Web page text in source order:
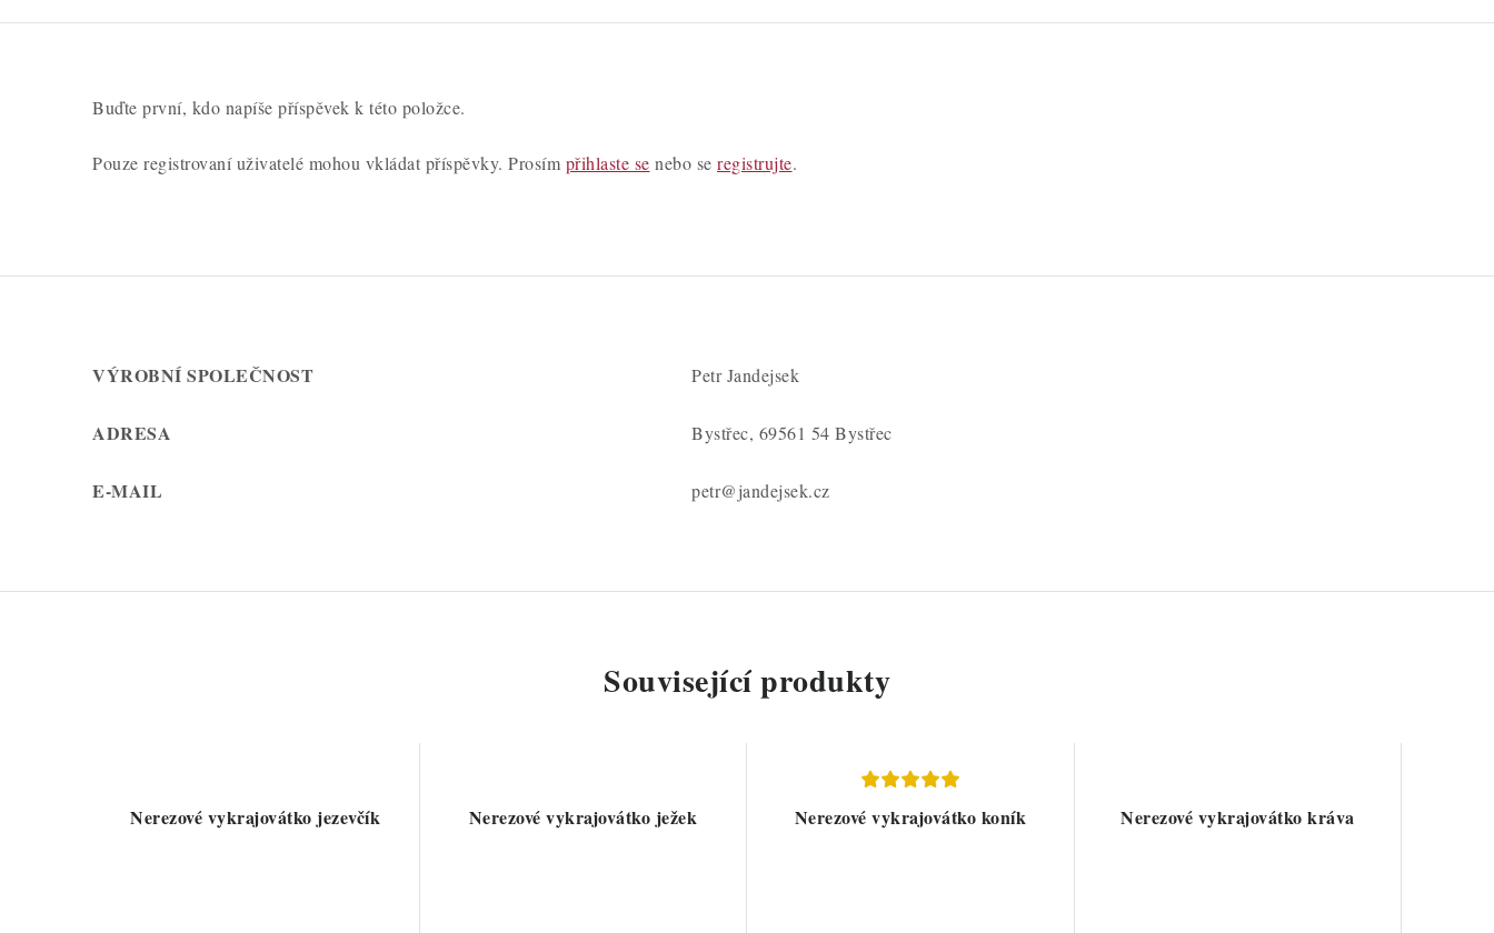
Buďte první, kdo napíše příspěvek k této položce.
Pouze registrovaní uživatelé mohou vkládat příspěvky. Prosím přihlaste se nebo se registrujte.
VÝROBNÍ SPOLEČNOST Petr Jandejsek
ADRESA Bystřec, 69561 54 Bystřec
E-MAIL petr@jandejsek.cz
Související produkty
Nerezové vykrajovátko jezevčík Nerezové vykrajovátko ježek Nerezové vykrajovátko koník Nerezové vykrajovátko kráva